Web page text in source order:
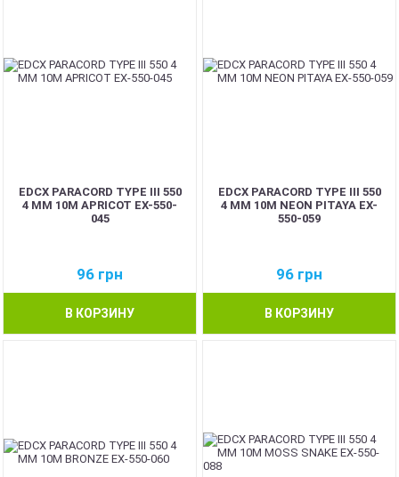
EDCX PARACORD TYPE III 550
4 ММ 10М APRICOT EX-550-
045
96 грн
В КОРЗИНУ
EDCX PARACORD TYPE III 550
4 ММ 10М NEON PITAYA EX-
550-059
96 грн
В КОРЗИНУ